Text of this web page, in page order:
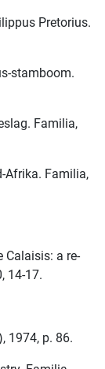
Pretorius.
stamboom.
Familia,
Afrika. Familia,
Calaisis: a re-
14-17.
1974, p. 86.